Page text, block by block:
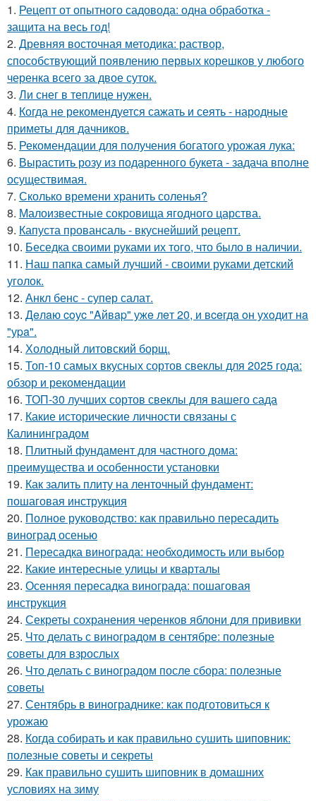
1. Рецепт от опытного садовода: одна обработка -
защита на весь год!
2. Древняя восточная методика: раствор,
способствующий появлению первых корешков у любого
черенка всего за двое суток.
3. Ли снег в теплице нужен.
4. Когда не рекомендуется сажать и сеять - народные
приметы для дачников.
5. Рекомендации для получения богатого урожая лука:
6. Вырастить розу из подаренного букета - задача вполне
осуществимая.
7. Сколько времени хранить соленья?
8. Малоизвестные сокровища ягодного царства.
9. Капуста провансаль - вкуснейший рецепт.
10. Беседка своими руками их того, что было в наличии.
11. Наш папка самый лучший - своими руками детский
уголок.
12. Анкл бенс - супер салат.
13. Дeлaю coуc "Aйвap" ужe лeт 20, и вceгдa oн уxoдит нa
"уpa".
14. Холодный литовский борщ.
15. Топ-10 самых вкусных сортов свеклы для 2025 года:
обзор и рекомендации
16. ТОП-30 лучших сортов свеклы для вашего сада
17. Какие исторические личности связаны с
Калининградом
18. Плитный фундамент для частного дома:
преимущества и особенности установки
19. Как залить плиту на ленточный фундамент:
пошаговая инструкция
20. Полное руководство: как правильно пересадить
виноград осенью
21. Пересадка винограда: необходимость или выбор
22. Какие интересные улицы и кварталы
23. Осенняя пересадка винограда: пошаговая
инструкция
24. Секреты сохранения черенков яблони для прививки
25. Что делать с виноградом в сентябре: полезные
советы для взрослых
26. Что делать с виноградом после сбора: полезные
советы
27. Сентябрь в винограднике: как подготовиться к
урожаю
28. Когда собирать и как правильно сушить шиповник:
полезные советы и секреты
29. Как правильно сушить шиповник в домашних
условиях на зиму